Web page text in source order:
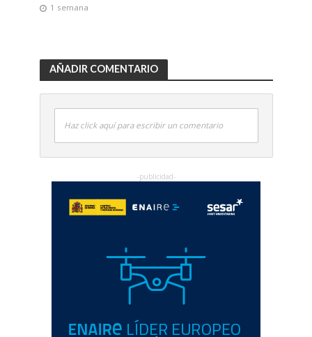
1 semana
AÑADIR COMENTARIO
Haz click aquí para escribir un comentario